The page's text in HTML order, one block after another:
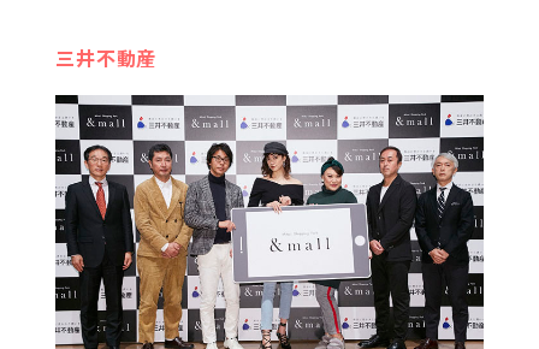
三井不動産